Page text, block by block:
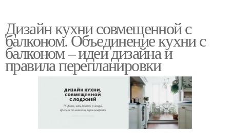
Дизайн кухни совмещенной с
балконом. Объединение кухни с
балконом – идеи дизайна и
правила перепланировки